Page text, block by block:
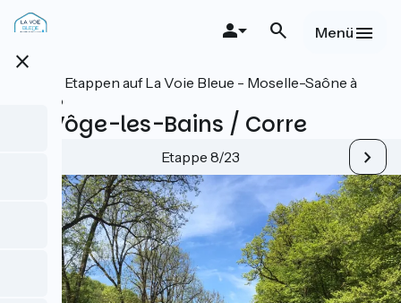
Direkt
zum
close
Menü
Alle Etappen auf La Voie Bleue - Moselle-Saône à
vélo
La-Vôge-les-Bains / Corre
Etappe 8/23